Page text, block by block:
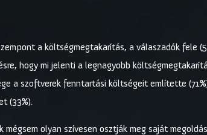
a költségmegtakarítás, a válaszadók fele
hogy mi jelenti a legnagyobb
a szoftverek fenntartási költségeit említette
(33%).
olyan szívesen osztják meg saját